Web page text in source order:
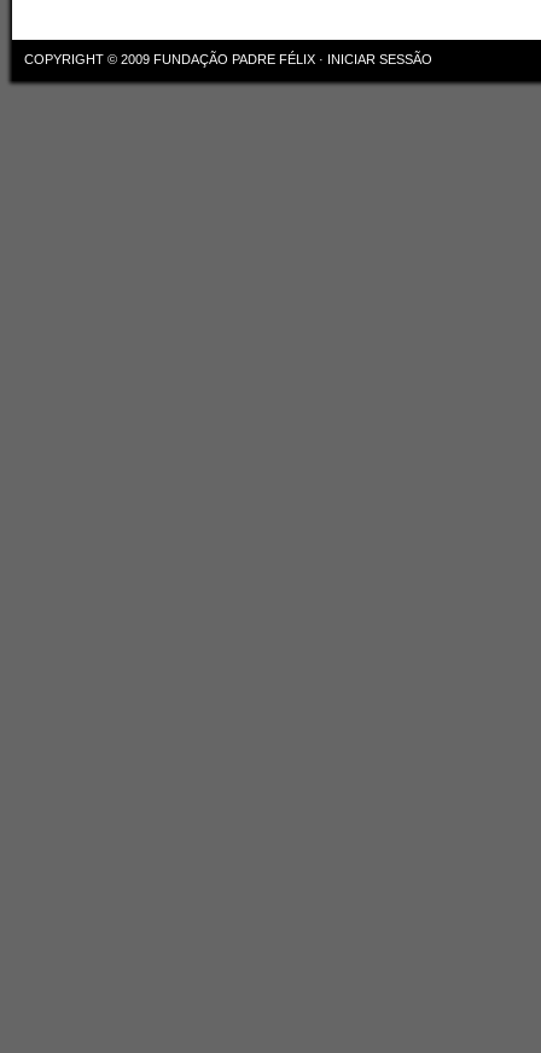
COPYRIGHT © 2009 FUNDAÇÃO PADRE FÉLIX · INICIAR SESSÃO